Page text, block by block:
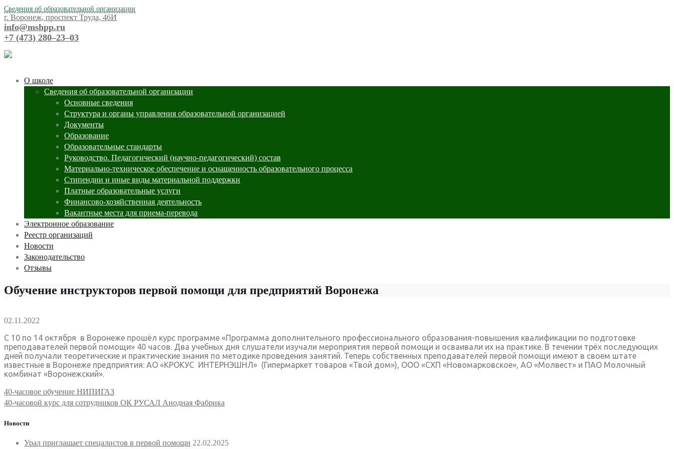
Сведения об образовательной организации
г. Воронеж, проспект Труда, 46И
info@mshpp.ru
+7 (473) 280‒23‒03
О школе
Сведения об образовательной организации
Основные сведения
Структура и органы управления образовательной организацией
Документы
Образование
Образовательные стандарты
Руководство. Педагогический (научно-педагогический) состав
Материально-техническое обеспечение и оснащенность образовательного процесса
Стипендии и иные виды материальной поддержки
Платные образовательные услуги
Финансово-хозяйственная деятельность
Вакантные места для приема-перевода
Электронное образование
Реестр организаций
Новости
Законодательство
Отзывы
Обучение инструкторов первой помощи для предприятий Воронежа
02.11.2022
С 10 по 14 октября в Воронеже прошёл курс программе «Программа дополнительного профессионального образования-повышения квалификации по подготовке
преподавателей первой помощи» 40 часов. Два учебных дня слушатели изучали мероприятия первой помощи и осваивали их на практике. В течении трёх последующих
дней получали теоретические и практические знания по методике проведения занятий. Теперь собственных преподавателей первой помощи имеют в своем штате
известные в Воронеже предприятия: АО «КРОКУС ИНТЕРНЭШНЛ» (Гипермаркет товаров «Твой дом»), ООО «СХП «Новомарковское», АО «Молвест» и ПАО Молочный
комбинат «Воронежский».
Навигация
по
40-часовое обучение НИПИГАЗ
40-часовой курс для сотрудников ОК РУСАЛ Анодная Фабрика
Новости
Урал приглашает спецалистов в первой помощи 22.02.2025